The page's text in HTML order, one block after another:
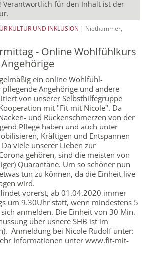
Verantwortlich für den Inhalt ist der
KULTUR UND INKLUSION | Niethammer,
- Online Wohlfühlkurs
ein online Wohlfühl-
Angehörige und andere
von unserer Selbsthilfegruppe
mit "Fit mit Nicole". Da
und Rückenschmerzen von der
Pflege haben und auch unter
Kräftigen und Entspannen
viele unserer Lieben zur
gehören, sind die meisten von
Quarantäne. Um so schöner nun
tun zu können, da die Einheit live
wird.
vorerst, ab 01.04.2020 immer
um 9.30Uhr statt, wenn mindestens 5
anmelden. Die Einheit von 30 Min.
über usnere SHB ist im
Anmeldung bei Nicole Rudolf unter:
Informationen unter www.fit-mit-